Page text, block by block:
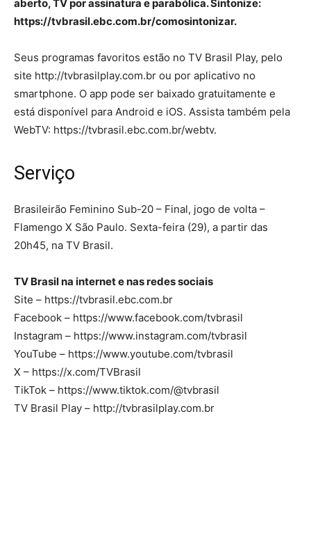
aberto, TV por assinatura e parabólica. Sintonize:
https://tvbrasil.ebc.com.br/comosintonizar.
Seus programas favoritos estão no TV Brasil Play, pelo
site http://tvbrasilplay.com.br ou por aplicativo no
smartphone. O app pode ser baixado gratuitamente e
está disponível para Android e iOS. Assista também pela
WebTV: https://tvbrasil.ebc.com.br/webtv.
Serviço
Brasileirão Feminino Sub-20 – Final, jogo de volta –
Flamengo X São Paulo. Sexta-feira (29), a partir das
20h45, na TV Brasil.
TV Brasil na internet e nas redes sociais
Site – https://tvbrasil.ebc.com.br
Facebook – https://www.facebook.com/tvbrasil
Instagram – https://www.instagram.com/tvbrasil
YouTube – https://www.youtube.com/tvbrasil
X – https://x.com/TVBrasil
TikTok – https://www.tiktok.com/@tvbrasil
TV Brasil Play – http://tvbrasilplay.com.br